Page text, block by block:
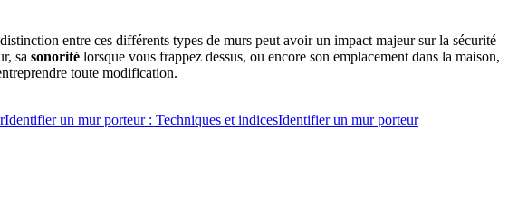
entre ces différents types de murs peut avoir un impact majeur sur la sécurité
sa sonorité lorsque vous frappez dessus, ou encore son emplacement dans la maison,
toute modification.
Identifier un mur porteur : Techniques et indicesIdentifier un mur porteur